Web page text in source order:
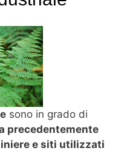
sono in grado di
precedentemente
e siti utilizzati